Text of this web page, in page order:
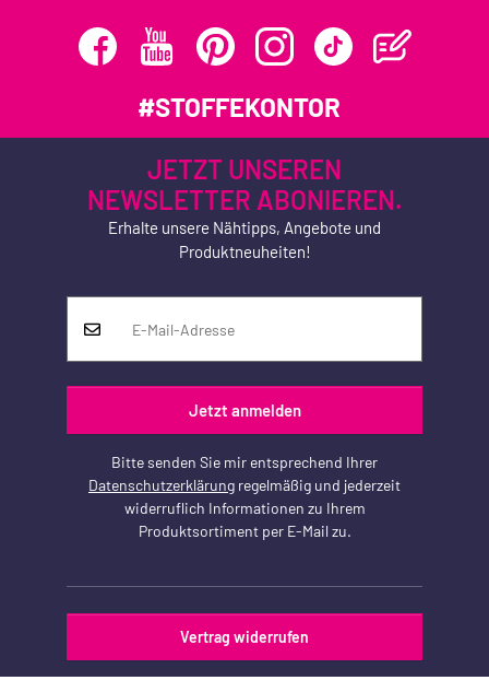
#STOFFEKONTOR
JETZT UNSEREN
NEWSLETTER ABONIEREN.
Erhalte unsere Nähtipps, Angebote und
Produktneuheiten!
Jetzt anmelden
Bitte senden Sie mir entsprechend Ihrer
Datenschutzerklärung regelmäßig und jederzeit
widerruflich Informationen zu Ihrem
Produktsortiment per E-Mail zu.
Vertrag widerrufen